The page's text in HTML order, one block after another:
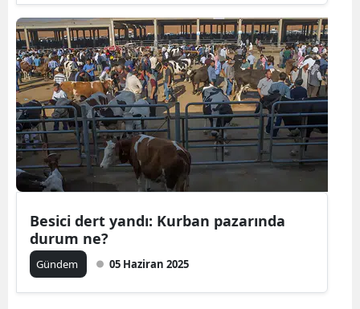
Besici dert yandı: Kurban pazarında
durum ne?
Gündem 05 Haziran 2025